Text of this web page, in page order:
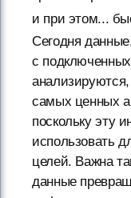
и при этом...
Сегодня
с
самых ценных
поскольку эту
использовать
целей. Важна
данные